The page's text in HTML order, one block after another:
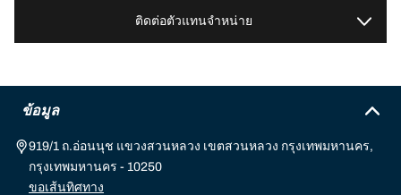
ติดต่อตัวแทนจำหน่าย
ข้อมูล
919/1 ถ.อ่อนนุช แขวงสวนหลวง เขตสวนหลวง กรุงเทพมหานคร,
กรุงเทพมหานคร - 10250
ขอเส้นทิศทาง